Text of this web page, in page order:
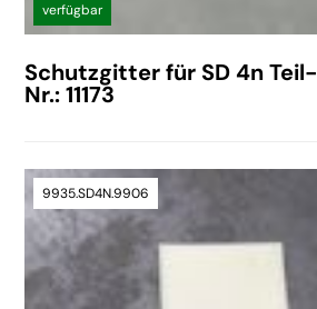
verfügbar
Schutzgitter für SD 4n Teil-
Nr.: 11173
9935.SD4N.9906